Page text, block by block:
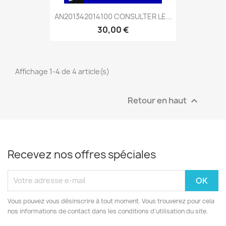
AN201342014100 CONSULTER LE...
30,00 €
Affichage 1-4 de 4 article(s)
Retour en haut 
Recevez nos offres spéciales
Vous pouvez vous désinscrire à tout moment. Vous trouverez pour cela
nos informations de contact dans les conditions d'utilisation du site.